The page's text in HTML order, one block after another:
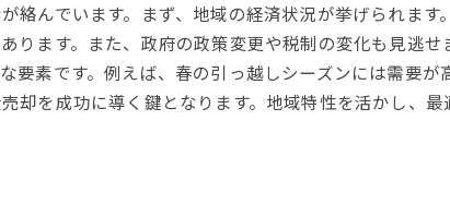
心構えとトラブル回避策
る寝屋川市での効果的なリフォーム戦略
箇所の優先順位を決める方法
んでいます。まず、地域の経済状況が挙げられま
ります。また、政府の政策変更や税制の変化も見逃
素です。例えば、春の引っ越しシーズンには需要が
を成功に導く鍵となります。地域特性を活かし、最